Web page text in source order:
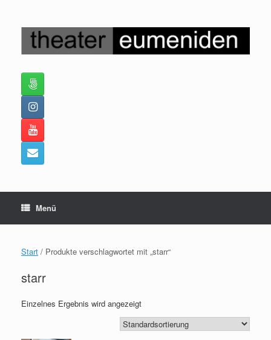
springen
Menü
Start / Produkte verschlagwortet mit „starr“
starr
Einzelnes Ergebnis wird angezeigt